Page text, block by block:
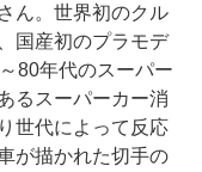
ん。世界初のクル
国産初のプラモデ
80年代のスーパー
るスーパーカー消
世代によって反応
が描かれた切手の